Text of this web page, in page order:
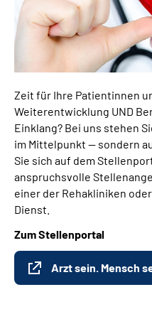
Zeit für Ihre Patientinnen
Weiterentwicklung UND
Einklang? Bei uns stehen
im Mittelpunkt — sondern
Sie sich auf dem
anspruchsvolle
einer der Rehakliniken
Dienst.
Zum Stellenportal
Arzt sein. Mensch